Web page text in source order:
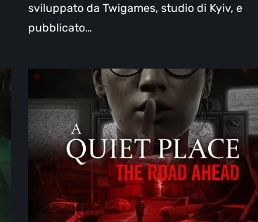
sviluppato da Twigames, studio di Kyiv, e
pubblicato…
A
Quiet
Place:
The
Ahead,
recensione: